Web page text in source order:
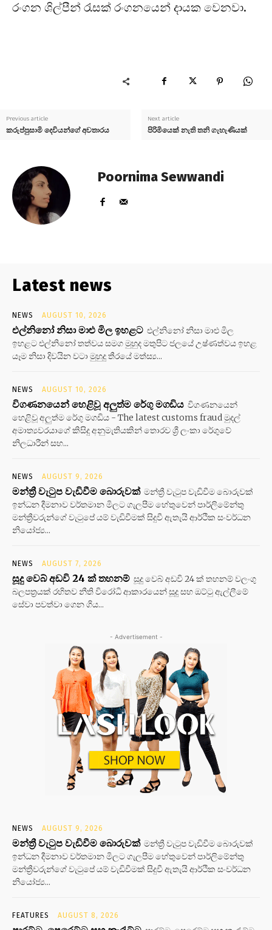
රංගන ශිල්පීන් රැසක් රංගනයෙන් දායක වෙනවා.
Previous article
කරුප්පුසාමි දෙවියන්ගේ අවතාරය
Next article
පිරිමියෙක් නැති තනි ගැහැණියක්
Poornima Sewwandi
Latest news
NEWS AUGUST 10, 2026
එල්නිනෝ නිසා මාළු මිල ඉහළට එල්නිනෝ නිසා මාළු මිල
ඉහළට එල්නිනෝ තත්වය සමග මුහුද මතුපිට ජලයේ උෂ්ණත්වය ඉහළ
යෑම නිසා දිවයින වටා මුහුදු තීරයේ මත්ස්‍ය...
NEWS AUGUST 10, 2026
විගණනයෙන් හෙළිවූ අලුත්ම රේගු මගඩිය විගණනයෙන්
හෙළිවූ අලුත්ම රේගු මගඩිය - The latest customs fraud මුදල්
අමාත්‍යවරයාගේ කිසිදු අනුමැතියකින් තොරව ශ්‍රී ලංකා රේගුවේ
නිලධාරීන් සහ...
NEWS AUGUST 9, 2026
මන්ත්‍රී වැටුප වැඩිවීම බොරුවක් මන්ත්‍රී වැටුප වැඩිවීම බොරුවක්
ඉන්ධන දීමනාව වර්තමාන මිලට ගැලපීම හේතුවෙන් පාර්ලිමේන්තු
මන්ත්‍රීවරුන්ගේ වැටුපේ යම් වැඩිවීමක් සිදුවී ඇතැයි ආර්ථික සංවර්ධන
නියෝජ්‍ය...
NEWS AUGUST 7, 2026
සූදු වෙබ් අඩවි 24 ක් තහනම් සූදු වෙබ් අඩවි 24 ක් තහනම් වලංගු
බලපත්‍රයක් රහිතව නීති විරෝධි ආකාරයෙන් සූදු සහ ඔට්ටු ඇල්ලීමේ
සේවා පවත්වා ගෙන ගිය...
- Advertisement -
NEWS AUGUST 9, 2026
මන්ත්‍රී වැටුප වැඩිවීම බොරුවක් මන්ත්‍රී වැටුප වැඩිවීම බොරුවක්
ඉන්ධන දීමනාව වර්තමාන මිලට ගැලපීම හේතුවෙන් පාර්ලිමේන්තු
මන්ත්‍රීවරුන්ගේ වැටුපේ යම් වැඩිවීමක් සිදුවී ඇතැයි ආර්ථික සංවර්ධන
නියෝජ්‍ය...
FEATURES AUGUST 8, 2026